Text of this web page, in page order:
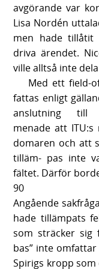
avgörande var
Lisa Nordén
men hade tillåtit
driva ärendet.
ville alltså inte
Med ett field-
fattas enligt
anslutning till
menade att
domaren och att
tilläm- pas inte
fältet. Därför
90
Angående
hade tillämpats
som sträcker sig
bas” inte
Spirigs kropp